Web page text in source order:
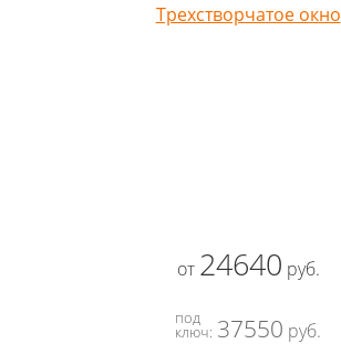
Трехстворчатое окно
от 24640 руб.
под
ключ: 37550 руб.